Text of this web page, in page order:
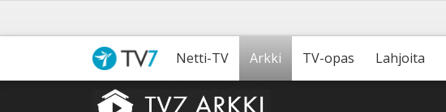
Netti-TV Arkki TV-opas Lahjoita